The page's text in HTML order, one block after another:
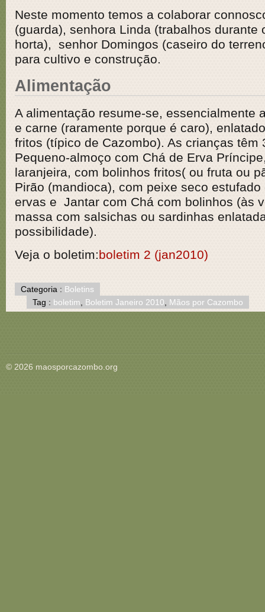
Neste momento temos a colaborar
(guarda), senhora Linda (trabalhos durante
horta), senhor Domingos (caseiro do
para cultivo e construção.
Alimentação
A alimentação resume-se, essencialmente
e carne (raramente porque é caro),
fritos (típico de Cazombo). As crianças têm
Pequeno-almoço com Chá de Erva
laranjeira, com bolinhos fritos( ou fruta ou
Pirão (mandioca), com peixe seco
ervas e Jantar com Chá com bolinhos (às
massa com salsichas ou sardinhas
possibilidade).
Veja o boletim:boletim 2 (jan2010)
Categoria : Boletins
Tag : boletim, Boletim Janeiro 2010, Mãos por Cazombo
© 2026 maosporcazombo.org